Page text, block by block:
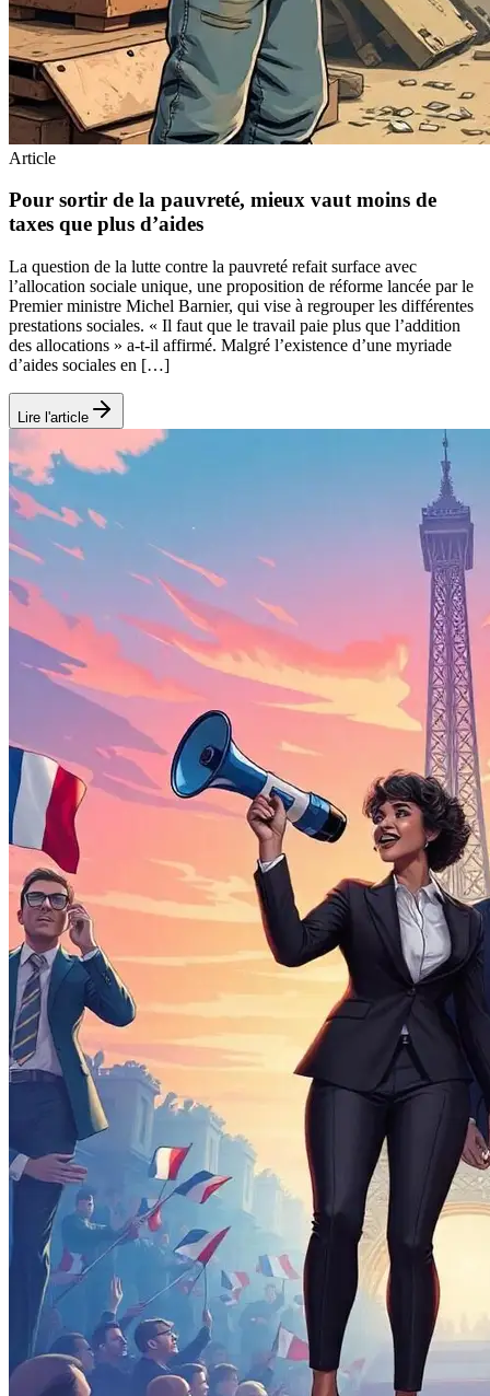
Article
Pour sortir de la pauvreté, mieux vaut moins de
taxes que plus d’aides
La question de la lutte contre la pauvreté refait surface avec
l’allocation sociale unique, une proposition de réforme lancée par le
Premier ministre Michel Barnier, qui vise à regrouper les différentes
prestations sociales. « Il faut que le travail paie plus que l’addition
des allocations » a-t-il affirmé. Malgré l’existence d’une myriade
d’aides sociales en […]
Lire l'article